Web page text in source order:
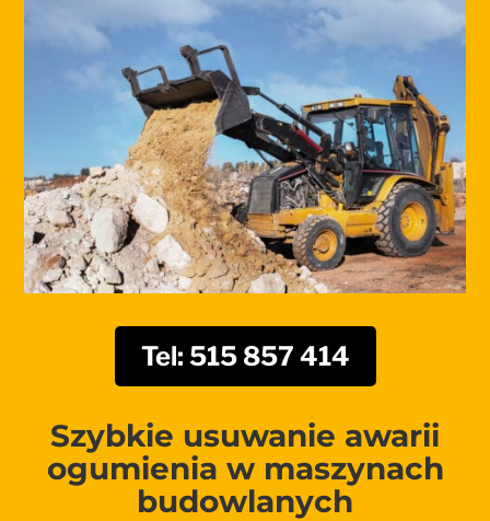
Tel: 515 857 414
Szybkie usuwanie awarii
ogumienia w maszynach
budowlanych